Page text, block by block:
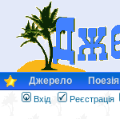
Джерело Поезія
Вхід Реєстрація